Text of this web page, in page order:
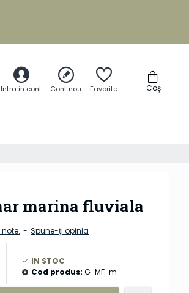
Intra in cont Cont nou Favorite Coș
marina fluviala
- Spune-ţi opinia
IN STOC
Cod produs: G-MF-m